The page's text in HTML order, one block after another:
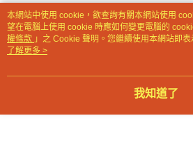
請求用戶進行身份認證。
５．嚴禁一人註冊多個帳號或使用他人資訊註
恩沛科技股份有限公司將有權停止該用戶之使
熱門標籤
本網站中使用 cookie，欲查詢有關本網站使用
望在電腦上使用 cookie 時應如何變更電腦的
權條款 」之 Cookie 聲明。您繼續使用本網站即
用條款之 Cookie 聲明使用 cookie。
了解更多 >
我知道了